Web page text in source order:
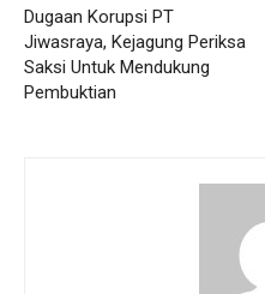
Dugaan Korupsi PT
Jiwasraya, Kejagung Periksa
Saksi Untuk Mendukung
Pembuktian